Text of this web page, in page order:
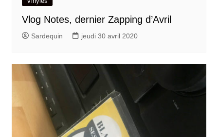
Vlog Notes, dernier Zapping d’Avril
Sardequin jeudi 30 avril 2020